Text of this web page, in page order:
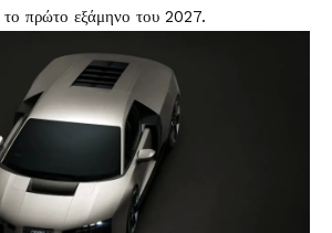
το πρώτο εξάμηνο του 2027.